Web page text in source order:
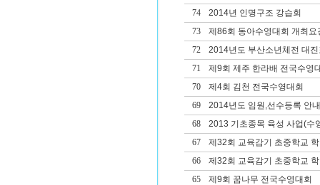
74
2014년 인명구조 강습회
73
제86회 동아수영대회 개최요
72
2014년도 부산소년체전 대
71
제9회 제주 한라배 전국수영
70
제4회 김천 전국수영대회
69
2014년도 임원,선수등록 안내
68
2013 기초종목 육성 사업(수
67
제32회 교육감기 초중학교
66
제32회 교육감기 초중학교
65
제9회 꿈나무 전국수영대회